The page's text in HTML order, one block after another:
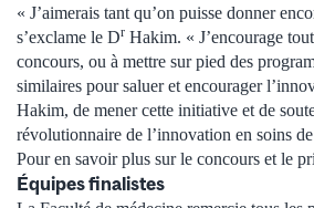
« J’aimerais tant qu’on puisse donner
s’exclame le Dr Hakim. « J’encourage
concours, ou à mettre sur pied des
similaires pour saluer et encourager
Hakim, de mener cette initiative et de
révolutionnaire de l’innovation en soins de
Pour en savoir plus sur le concours et le
Équipes finalistes